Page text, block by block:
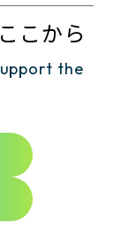
こから
the